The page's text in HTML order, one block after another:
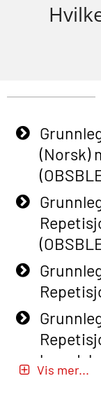
(Norsk)
E-læring
Vis mer...